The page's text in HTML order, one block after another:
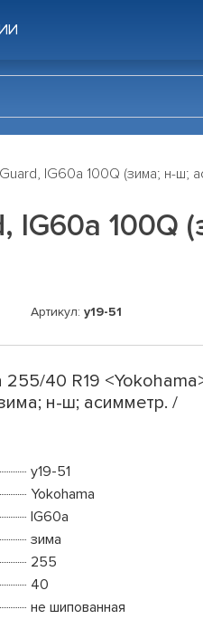
IG60a 100Q (зима; н-ш;
IG60a 100Q
Артикул: y19-51
40 R19
н-ш; асимметр. /
y19-51
Yokohama
IG60a
зима
255
40
не шипованная